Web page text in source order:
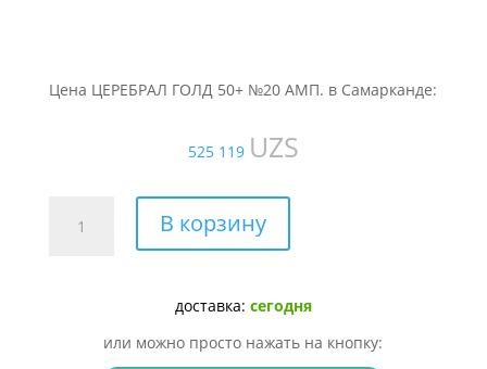
Цена ЦЕРЕБРАЛ ГОЛД 50+ №20 АМП. в Самарканде:
525 119 UZS
товара
В корзину
доставка: сегодня
или можно просто нажать на кнопку: